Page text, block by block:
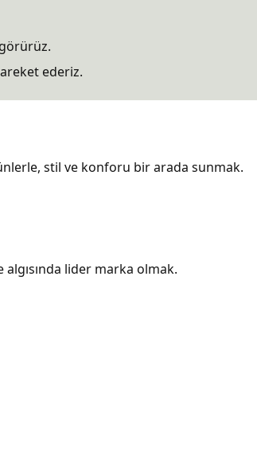
ederiz.
stil ve konforu bir arada sunmak.
lider marka olmak.